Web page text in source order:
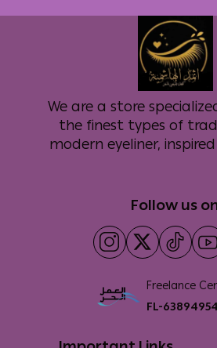
We are a store
the finest types of
modern eyeliner,
Follow us
Freelance
FL-